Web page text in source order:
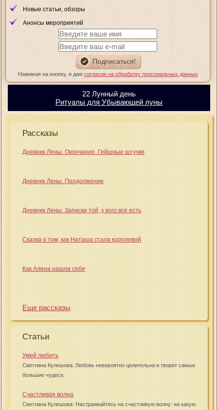
Новые статьи, обзоры
Анонсы мероприятий
Нажимая на кнопку, я даю согласие на обработку персональных данных
22 Лунный день
Ритуалы для Убывающей луны
Рассказы
Дневник Лены. Окончание. Гейшные штучки
Дневник Лены. Продолжение
Дневник Лены. Записки той, у кого всё есть
Сказка о том, как Наташа стала королевой
Как Алена нашла себя
Еще рассказы
Статьи
Умей любить
Светлана Кулешова: Любовь невероятно целительна и творит самые
большие чудеса
Счастливая волна
Светлана Кулешова: Настраивайтесь на счастливую волну: на какую